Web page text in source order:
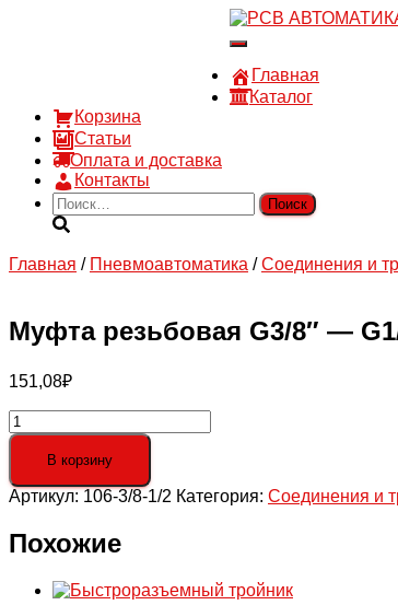
sales@rsvautomatic.ru
Войти
Переключить
навигацию
Главная
Каталог
Корзина
Статьи
Оплата и доставка
Контакты
Найти:
Главная / Пневмоавтоматика /Соединения и
Муфта резьбовая G3/8″ —
151,08₽
Количество
товара
Муфта
резьбовая
G3/8"
G1/2",
никелир.
В корзину
Артикул: 106-3/8-1/2 Категория: Соединения и
Похожие